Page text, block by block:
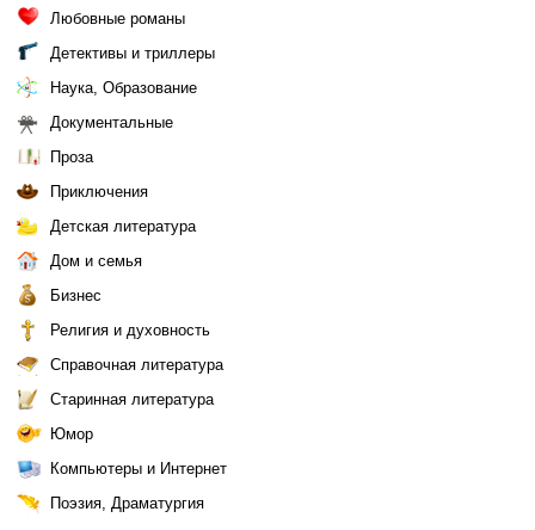
Любовные романы
Детективы и триллеры
Наука, Образование
Документальные
Проза
Приключения
Детская литература
Дом и семья
Бизнес
Религия и духовность
Справочная литература
Старинная литература
Юмор
Компьютеры и Интернет
Поэзия, Драматургия